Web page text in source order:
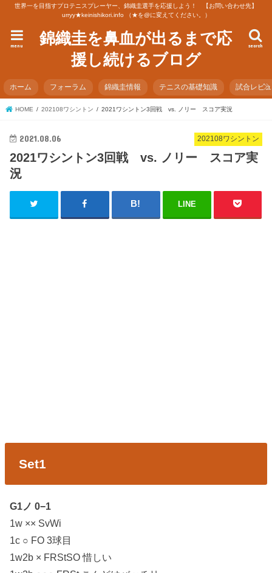
世界一を目指すプロテニスプレーヤー、錦織圭選手を応援しよう！ 【お問い合わせ先】
urryy★keinishikori.info （★を@に変えてください。）
錦織圭を鼻血が出るまで応
援し続けるブログ
search
menu
ホーム フォーラム 錦織圭情報 テニスの基礎知識 試合レビ
HOME 202108ワシントン 2021ワシントン3回戦 vs. ノリー スコア実況
202108ワシントン
2021.08.06
2021ワシントン3回戦 vs. ノリー スコア実
況
LINE
Set1
G1ノ 0−1
1w ×× SvWi
1c ○ FO 3球目
1w2b × FRStSO 惜しい